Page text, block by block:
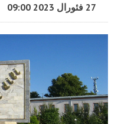
27 فئورال 2023 09:00